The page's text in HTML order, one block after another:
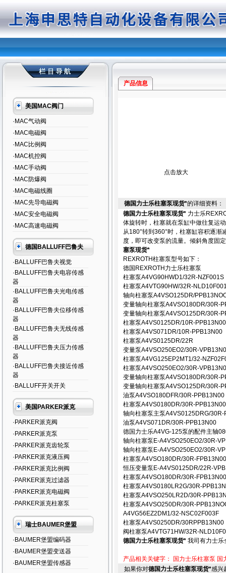
美国MAC阀门
·MAC气动阀
·MAC电磁阀
·MAC比例阀
·MAC机控阀
·MAC手动阀
·MAC防爆阀
·MAC电磁线圈
·MAC先导电磁阀
·MAC安全电磁阀
·MAC高速电磁阀
德国BALLUFF巴鲁夫
·BALLUFF巴鲁夫视觉
·BALLUFF巴鲁夫电容传感
器
·BALLUFF巴鲁夫光电传感
器
·BALLUFF巴鲁夫位移传感
器
·BALLUFF巴鲁夫无线传感
器
·BALLUFF巴鲁夫压力传感
器
·BALLUFF巴鲁夫接近传感
器
·BALLUFF开关开关
美国PARKER派克
·PARKER派克阀
·PARKER派克泵
·PARKER派克齿轮泵
·PARKER派克液压阀
·PARKER派克比例阀
·PARKER派克过滤器
·PARKER派克电磁阀
·PARKER派克柱塞泵
瑞士BAUMER堡盟
·BAUMER堡盟编码器
·BAUMER堡盟变送器
·BAUMER堡盟传感器
产品信息
点击放大
德国力士乐柱塞泵现货*的详细资料：
德国力士乐柱塞泵现货* 力士乐
体旋转时，柱塞就在泵缸中做往复运
从180°转到360°时，柱塞缸容积逐
度，即可改变泵的流量。倾斜角度固
塞泵现货*
REXROTH柱塞泵型号如下：
德国REXROTH力士乐柱塞泵
柱塞泵A4VG90HWD1/32R-NZF001S
柱塞泵A4VTG90HW/32R-
轴向柱塞泵A4VSO125DR/
变量轴向柱塞泵A4VSO180DR/30R-
变量轴向柱塞泵A4VSO125DR/30R-
柱塞泵A4VS0125DR/10R-
柱塞泵A4VS071DR/10R-PPB13N00
柱塞泵A4VS0125DR/22R
变量泵A4VSO250EO2/30R-
柱塞泵A4VG125EP2MT1/32-
柱塞泵A4VSO250EO2/30R-
变量轴向柱塞泵A4VSO180DR/30R-
变量轴向柱塞泵A4VSO125DR/30R-
油泵A4VSO180DFR/30R-PPB13N00
柱塞泵A4VS0180DR/30R-PPB13N00
轴向柱塞泵主泵A4VS0125DRG/
油泵A4VS071DR/30R-PPB13N00
德国力士乐A4VG-125泵的配件主轴
轴向柱塞泵E-A4VSO250EO2/30R-
轴向柱塞泵E-A4VSO250EO2/30R-
柱塞泵A4VSO180DR/30R-FPB13N00
恒压变量泵E-A4VS0125DR/22R-
柱塞泵A4VSO180DR/30R-
柱塞泵A4VS0180LR2G/30R-
柱塞泵A4VSO250LR2D/30R-
柱塞泵A4VSO250DR/30R-
A4VG56EZ2DM1/32-NSC02F003F
柱塞泵A4VS0250DR/30RPPB13N00
阀柱塞泵A4VTG71HW/32R-
德国力士乐柱塞泵现货* 我司有力士乐
产品相关关键字： 国力士乐柱塞泵 国
如果你对德国力士乐柱塞泵现货*感兴